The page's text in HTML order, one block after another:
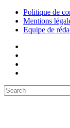
Politique de
Mentions
Equipe de